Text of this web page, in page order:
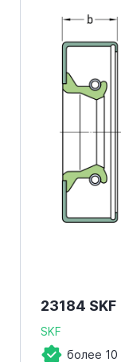
23184 SKF
SKF
более 10